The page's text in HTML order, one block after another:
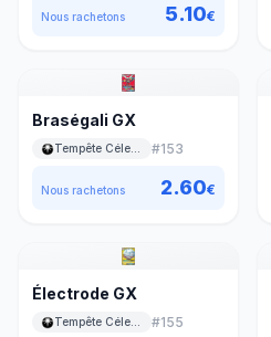
Nous rachetons 5.10€
Braségali GX
#153
Nous rachetons 2.60€
Électrode GX
#155